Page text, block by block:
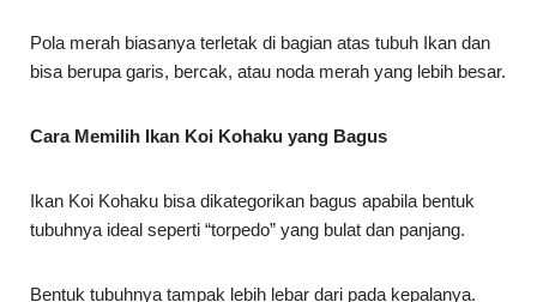
Pola merah biasanya terletak di bagian atas tubuh Ikan dan
bisa berupa garis, bercak, atau noda merah yang lebih besar.
Cara Memilih Ikan Koi Kohaku yang Bagus
Ikan Koi Kohaku bisa dikategorikan bagus apabila bentuk
tubuhnya ideal seperti “torpedo” yang bulat dan panjang.
Bentuk tubuhnya tampak lebih lebar dari pada kepalanya.